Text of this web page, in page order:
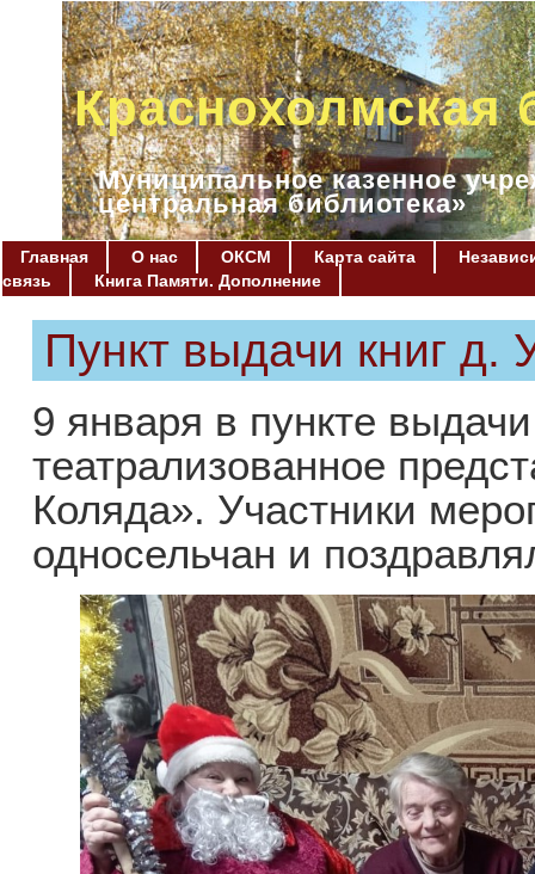
Краснохолмская
Муниципальное казенное
центральная библиотека»
Главная О нас ОКСМ Карта сайта
связь
Книга Памяти. Дополнение
Пункт выдачи книг д.
9 января в пункте
театрализованное
Коляда». Участники
односельчан и